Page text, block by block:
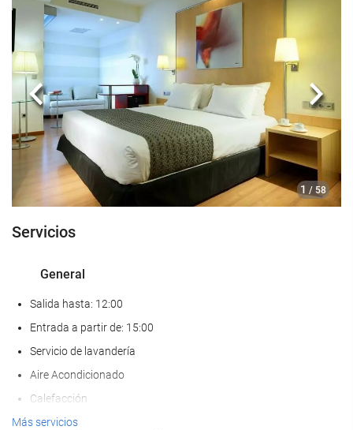
1 / 58
Anterior
Servicios
General
Salida hasta: 12:00
Entrada a partir de: 15:00
Servicio de lavandería
Aire Acondicionado
Calefacción
Ascensor
Más servicios